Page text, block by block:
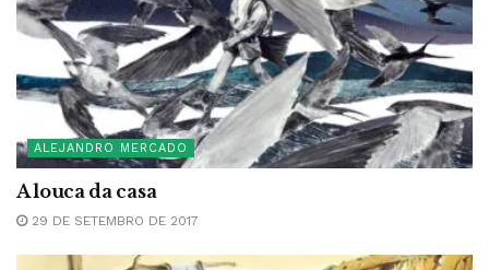
ALEJANDRO MERCADO
A louca da casa
29 DE SETEMBRO DE 2017